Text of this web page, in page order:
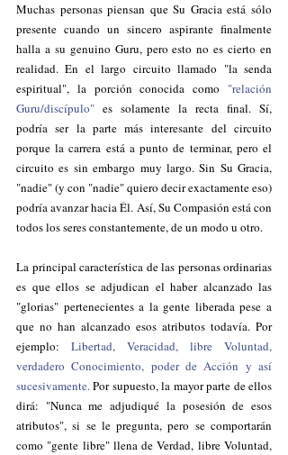
Muchas personas piensan que Su Gracia está sólo
presente cuando un sincero aspirante finalmente
halla a su genuino Guru, pero esto no es cierto en
realidad. En el largo circuito llamado "la senda
espiritual", la porción conocida como "relación
Guru/discípulo" es solamente la recta final. Sí,
podría ser la parte más interesante del circuito
porque la carrera está a punto de terminar, pero el
circuito es sin embargo muy largo. Sin Su Gracia,
"nadie" (y con "nadie" quiero decir exactamente eso)
podría avanzar hacia Él. Así, Su Compasión está con
todos los seres constantemente, de un modo u otro.
La principal característica de las personas ordinarias
es que ellos se adjudican el haber alcanzado las
"glorias" pertenecientes a la gente liberada pese a
que no han alcanzado esos atributos todavía. Por
ejemplo: Libertad, Veracidad, libre Voluntad,
verdadero Conocimiento, poder de Acción y así
sucesivamente. Por supuesto, la mayor parte de ellos
dirá: "Nunca me adjudiqué la posesión de esos
atributos", si se le pregunta, pero se comportarán
como "gente libre" llena de Verdad, libre Voluntad,